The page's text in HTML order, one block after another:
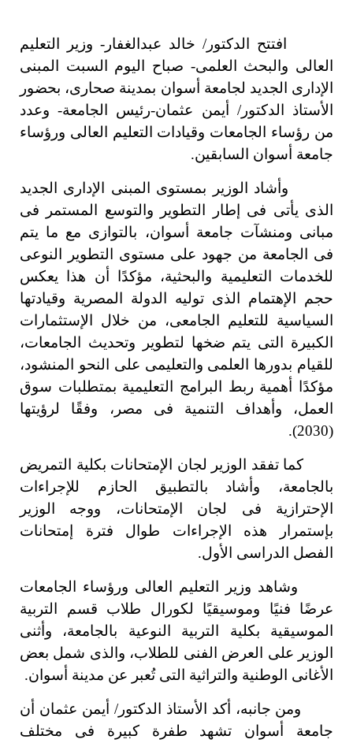
افتتح الدكتور/ خالد عبدالغفار- وزير التعليم
العالى والبحث العلمى- صباح اليوم السبت المبنى
الإدارى الجديد لجامعة أسوان بمدينة صحارى، بحضور
الأستاذ الدكتور/ أيمن عثمان-رئيس الجامعة- وعدد
من رؤساء الجامعات وقيادات التعليم العالى ورؤساء
جامعة أسوان السابقين.
وأشاد الوزير بمستوى المبنى الإدارى الجديد
الذى يأتى فى إطار التطوير والتوسع المستمر فى
مبانى ومنشآت جامعة أسوان، بالتوازى مع ما يتم
فى الجامعة من جهود على مستوى التطوير النوعى
للخدمات التعليمية والبحثية، مؤكدًا أن هذا يعكس
حجم الإهتمام الذى توليه الدولة المصرية وقيادتها
السياسية للتعليم الجامعى، من خلال الإستثمارات
الكبيرة التى يتم ضخها لتطوير وتحديث الجامعات،
للقيام بدورها العلمى والتعليمى على النحو المنشود،
مؤكدًا أهمية ربط البرامج التعليمية بمتطلبات سوق
العمل، وأهداف التنمية فى مصر، وفقًا لرؤيتها
(2030).
كما تفقد الوزير لجان الإمتحانات بكلية التمريض
بالجامعة، وأشاد بالتطبيق الحازم للإجراءات
الإحترازية فى لجان الإمتحانات، ووجه الوزير
بإستمرار هذه الإجراءات طوال فترة إمتحانات
الفصل الدراسى الأول.
وشاهد وزير التعليم العالى ورؤساء الجامعات
عرضًا فنيًا وموسيقيًا لكورال طلاب قسم التربية
الموسيقية بكلية التربية النوعية بالجامعة، وأثنى
الوزير على العرض الفنى للطلاب، والذى شمل بعض
الأغانى الوطنية والتراثية التى تُعبر عن مدينة أسوان.
ومن جانبه، أكد الأستاذ الدكتور/ أيمن عثمان أن
جامعة أسوان تشهد طفرة كبيرة فى مختلف